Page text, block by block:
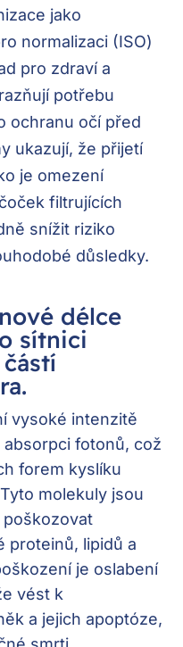
jako
normalizaci (ISO)
pro zdraví a
potřebu
ochranu očí před
ukazují, že přijetí
je omezení
filtrujících
snížit riziko
důsledky.
délce
sítnici
vysoké intenzitě
fotonů, což
forem kyslíku
molekuly jsou
proteinů, lipidů a
je oslabení
vést k
a jejich apoptóze,